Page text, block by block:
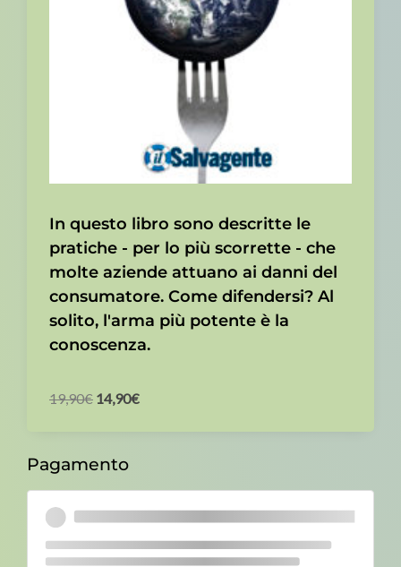
In questo libro sono descritte le
pratiche - per lo più scorrette - che
molte aziende attuano ai danni del
consumatore. Come difendersi? Al
solito, l'arma più potente è la
conoscenza.
19,90€ 14,90€
Pagamento
Stripe